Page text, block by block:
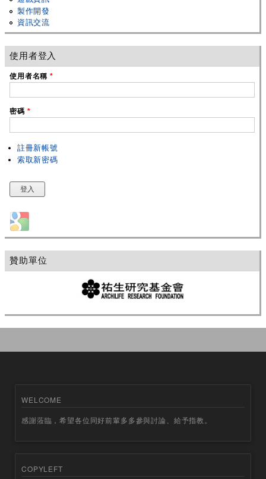
製作開發
資訊交流
使用者登入
使用者名稱*
密碼 *
註冊新帳號
索取新密碼
Login with Google
贊助單位
WELCOME
感謝蒞臨，希望各位同好前輩多多參與討論、給予指教。
COPYLEFT